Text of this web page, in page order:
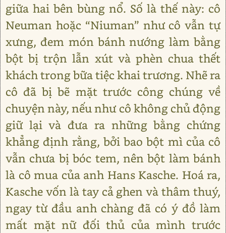
giữa hai bên bùng nổ. Số là thế này: cô
Neuman hoặc “Niuman” như cô vẫn tự
xưng, đem món bánh nướng làm bằng
bột bị trộn lẫn xút và phèn chua thết
khách trong bữa tiệc khai trương. Nhẽ ra
cô đã bị bẽ mặt trước công chúng về
chuyện này, nếu như cô không chủ động
giữ lại và đưa ra những bằng chứng
khẳng định rằng, bởi bao bột mì của cô
vẫn chưa bị bóc tem, nên bột làm bánh
là cô mua của anh Hans Kasche. Hoá ra,
Kasche vốn là tay cả ghen và thâm thuý,
ngay từ đầu anh chàng đã có ý đồ làm
mất mặt nữ đối thủ của mình trước